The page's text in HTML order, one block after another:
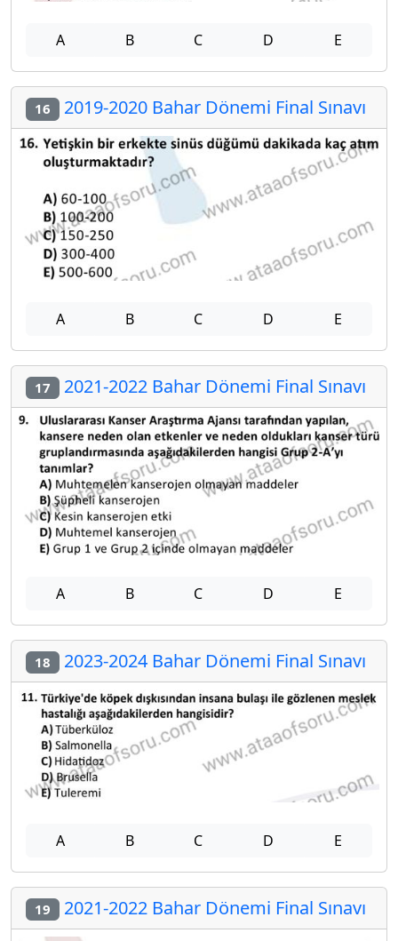
A B C D E
16 2019-2020 Bahar Dönemi Final Sınavı
A B C D E
17 2021-2022 Bahar Dönemi Final Sınavı
A B C D E
18 2023-2024 Bahar Dönemi Final Sınavı
A B C D E
19 2021-2022 Bahar Dönemi Final Sınavı